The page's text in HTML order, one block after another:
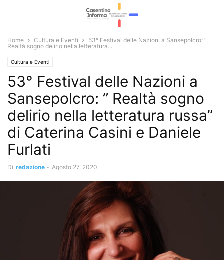
Home Cultura e Eventi
53° Festival delle Nazioni a Sansepolcro: ”
Realtà sogno delirio nella letteratura...
Cultura e Eventi
53° Festival delle Nazioni a
Sansepolcro: ” Realtà sogno
delirio nella letteratura russa”
di Caterina Casini e Daniele
Furlati
Di redazione - Agosto 27, 2020